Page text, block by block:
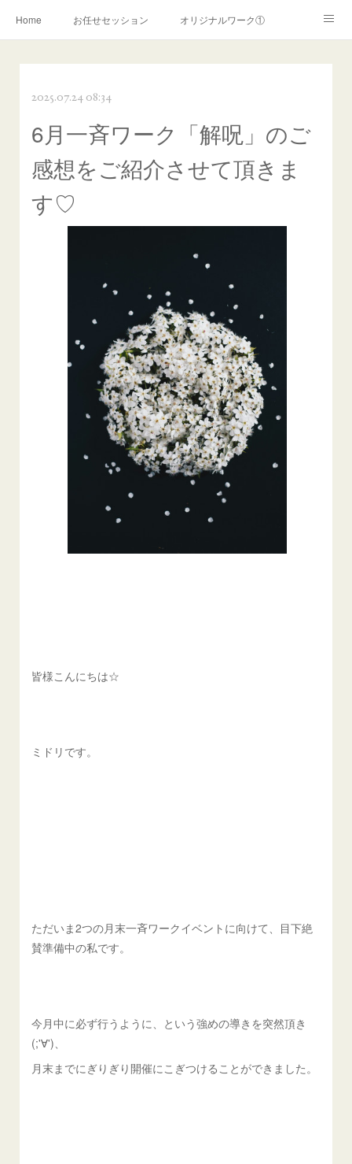
Home お任せセッション オリジナルワーク①
霊的覚醒サポート
リーブス認定ヒーリング リーブスヒーリング(~2019年)
お申込みフォーム 霊障解消ワーク コンサルテーション
お問い合わせ
特定商取引法に関する表記
2025.07.24 08:34
6月一斉ワーク「解呪」のご
感想をご紹介させて頂きま
す♡
皆様こんにちは☆
ミドリです。
ただいま2つの月末一斉ワークイベントに向けて、目下絶
賛準備中の私です。
今月中に必ず行うように、という強めの導きを突然頂き
(;'∀')、
月末までにぎりぎり開催にこぎつけることができました。